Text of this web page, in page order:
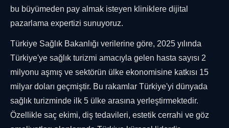
bu büyümeden pay almak isteyen kliniklere dijital
pazarlama expertizi sunuyoruz.
Türkiye Sağlık Bakanlığı verilerine göre, 2025 yılında
Türkiye'ye sağlık turizmi amacıyla gelen hasta sayısı 2
milyonu aşmış ve sektörün ülke ekonomisine katkısı 15
milyar doları geçmiştir. Bu rakamlar Türkiye'yi dünyada
sağlık turizminde ilk 5 ülke arasına yerleştirmektedir.
Özellikle saç ekimi, diş tedavileri, estetik cerrahi ve göz